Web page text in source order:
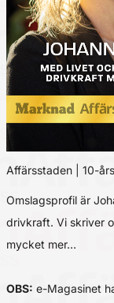
Affärsstaden | 10-
Omslagsprofil är
drivkraft. Vi skriver
mycket mer…
OBS: e-Magasinet